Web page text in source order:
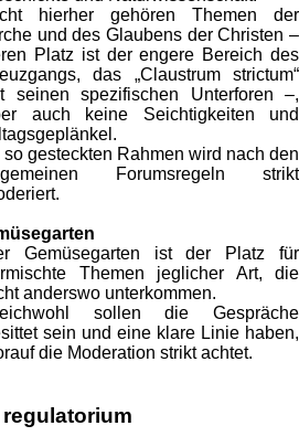
hierher gehören Themen der
und des Glaubens der Christen –
Platz ist der engere Bereich des
das „Claustrum strictum“
seinen spezifischen Unterforen –,
auch keine Seichtigkeiten und
so gesteckten Rahmen wird nach den
Forumsregeln strikt
Gemüsegarten ist der Platz für
Themen jeglicher Art, die
anderswo unterkommen.
sollen die Gespräche
sein und eine klare Linie haben,
die Moderation strikt achtet.